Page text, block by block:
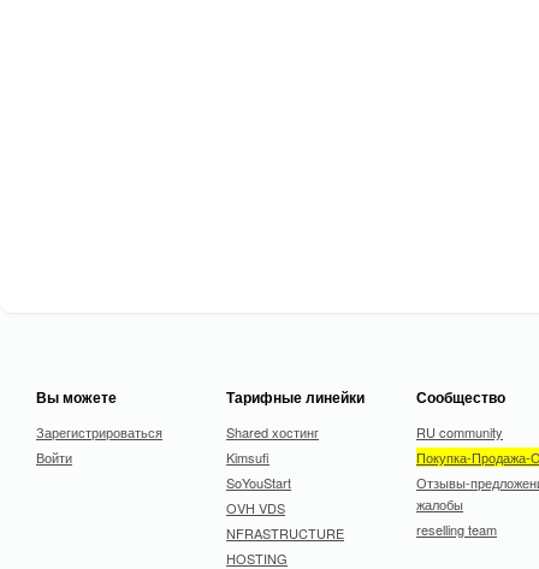
Вы можете
Зарегистрироваться
Войти
Тарифные линейки
Shared хостинг
Kimsufi
SoYouStart
OVH VDS
NFRASTRUCTURE
HOSTING
Сообщество
RU community
Покупка-Продажа-
Отзывы-
жалобы
reselling team